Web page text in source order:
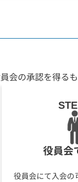
の承認を得るも
役員会
役員会にて入会の